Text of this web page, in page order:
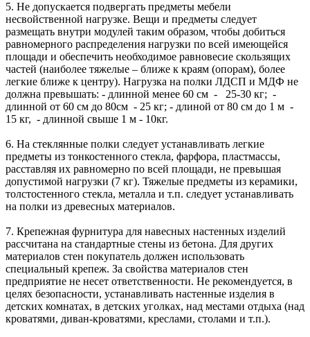
5. Не допускается подвергать предметы мебели
несвойственной нагрузке. Вещи и предметы следует
размещать внутри модулей таким образом, чтобы добиться
равномерного распределения нагрузки по всей имеющейся
площади и обеспечить необходимое равновесие скользящих
частей (наиболее тяжелые – ближе к краям (опорам), более
легкие ближе к центру). Нагрузка на полки ЛДСП и МДФ не
должна превышать: - длинной менее 60 см - 25-30 кг; -
длинной от 60 см до 80см - 25 кг; - длиной от 80 см до 1 м -
15 кг, - длинной свыше 1 м - 10кг.
6. На стеклянные полки следует устанавливать легкие
предметы из тонкостенного стекла, фарфора, пластмассы,
расставляя их равномерно по всей площади, не превышая
допустимой нагрузки (7 кг). Тяжелые предметы из керамики,
толстостенного стекла, металла и т.п. следует устанавливать
на полки из древесных материалов.
7. Крепежная фурнитура для навесных настенных изделий
рассчитана на стандартные стены из бетона. Для других
материалов стен покупатель должен использовать
специальный крепеж. За свойства материалов стен
предприятие не несет ответственности. Не рекомендуется, в
целях безопасности, устанавливать настенные изделия в
детских комнатах, в детских уголках, над местами отдыха (над
кроватями, диван-кроватями, креслами, столами и т.п.).